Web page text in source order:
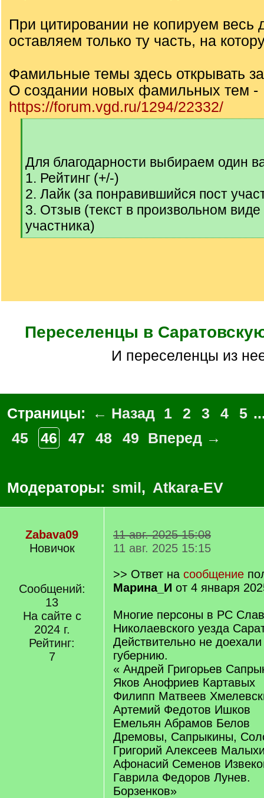
При цитировании не копируем весь
оставляем только ту часть, на
Фамильные темы здесь открывать
О создании новых фамильных тем -
https://forum.vgd.ru/1294/22332/
Для благодарности выбираем один
1. Рейтинг (+/-)
2. Лайк (за понравившийся пост
3. Отзыв (текст в произвольном
участника)
[
Переселенцы в
И переселенцы из
Страницы: ← Назад 1 2 3 4 5
45
46 47 48 49 Вперед →
Модераторы: smil, Atkara-EV
Zabava09
Новичок
Сообщений:
13
На сайте с
2024 г.
Рейтинг:
7
11 авг. 2025 15:08
11 авг. 2025 15:15
>> Ответ на сообщение
Марина_И от 4 января
Многие персоны в РС
Николаевского уезда
Действительно не
губернию.
« Андрей Григорьев
Яков Анофриев Картавых
Филипп Матвеев
Артемий Федотов Ишков
Емельян Абрамов Белов
Дремовы, Сапрыкины,
Григорий Алексеев
Афонасий Семенов
Гаврила Федоров Лунев.
Борзенков»